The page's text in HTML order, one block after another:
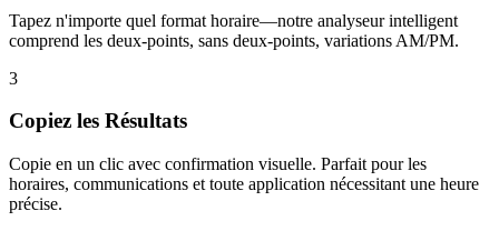
Tapez n'importe quel format horaire—notre analyseur intelligent
comprend les deux-points, sans deux-points, variations AM/PM.
3
Copiez les Résultats
Copie en un clic avec confirmation visuelle. Parfait pour les
horaires, communications et toute application nécessitant une heure
précise.